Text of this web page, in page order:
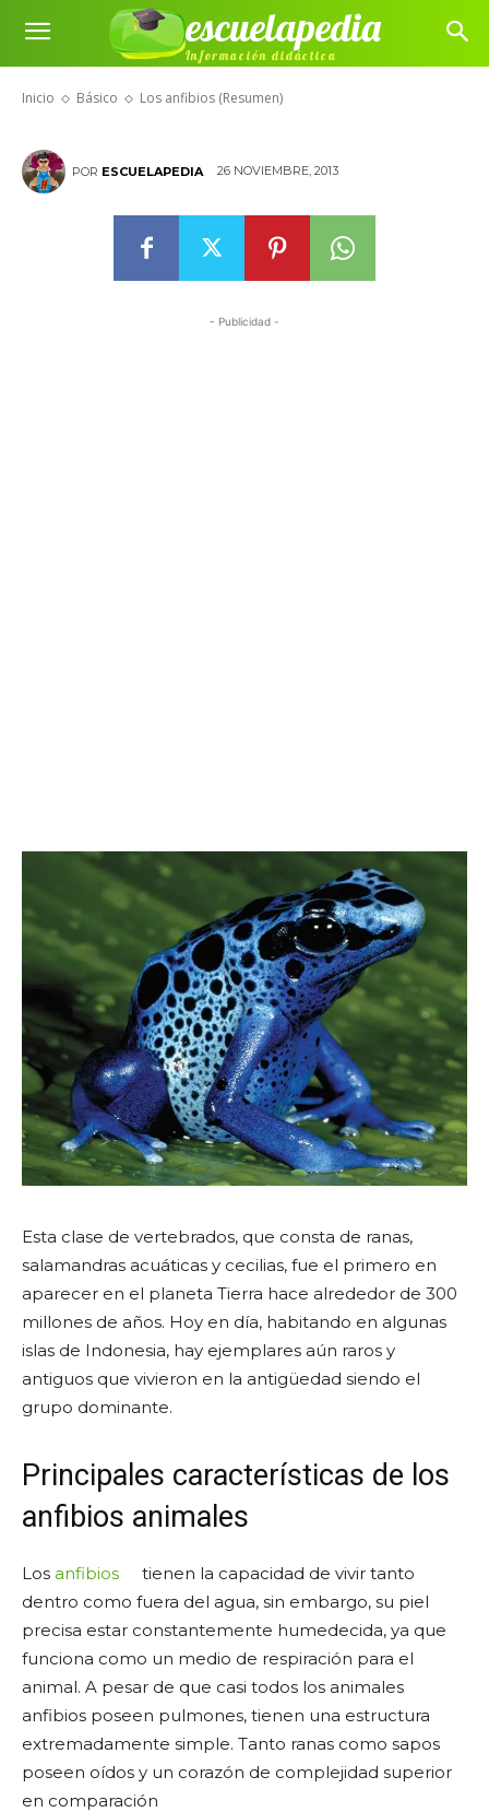
escuelapedia
Información didáctica
Inicio Básico Los anfibios (Resumen)
Los anfibios (Resumen)
POR ESCUELAPEDIA 26 NOVIEMBRE, 2013
- Publicidad -
Esta clase de vertebrados, que consta de ranas,
salamandras acuáticas y cecilias, fue el primero en
aparecer en el planeta Tierra hace alrededor de 300
millones de años. Hoy en día, habitando en algunas
islas de Indonesia, hay ejemplares aún raros y
antiguos que vivieron en la antigüedad siendo el
grupo dominante.
Principales características de los
anfibios animales
Los anfibios
tienen la capacidad de vivir tanto
dentro como fuera del agua, sin embargo, su piel
precisa estar constantemente humedecida, ya que
funciona como un medio de respiración para el
animal. A pesar de que casi todos los animales
anfibios poseen pulmones, tienen una estructura
extremadamente simple. Tanto ranas como sapos
poseen oídos y un corazón de complejidad superior
en comparación